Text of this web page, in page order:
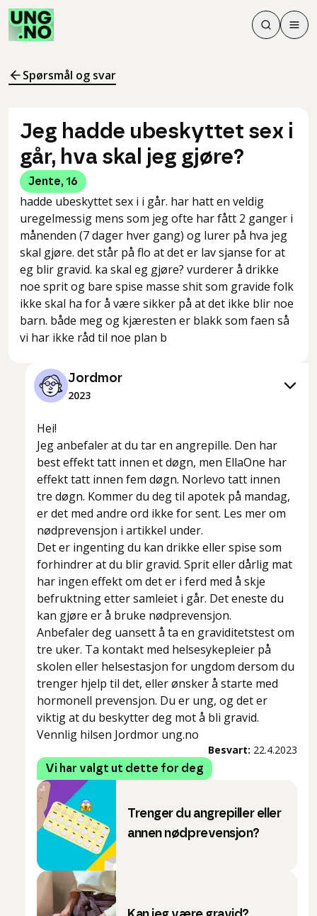
Søk
Søk
Meny
Spørsmål og svar
Jeg hadde ubeskyttet sex i
går, hva skal jeg gjøre?
Jente, 16
hadde ubeskyttet sex i i går. har hatt en veldig
uregelmessig mens som jeg ofte har fått 2 ganger i
månenden (7 dager hver gang) og lurer på hva jeg
skal gjøre. det står på flo at det er lav sjanse for at
eg blir gravid. ka skal eg gjøre? vurderer å drikke
noe sprit og bare spise masse shit som gravide folk
ikke skal ha for å være sikker på at det ikke blir noe
barn. både meg og kjæresten er blakk som faen så
vi har ikke råd til noe plan b
Jordmor
2023
Hei!
Jeg anbefaler at du tar en angrepille. Den har
best effekt tatt innen et døgn, men EllaOne har
effekt tatt innen fem døgn. Norlevo tatt innen
tre døgn. Kommer du deg til apotek på mandag,
er det med andre ord ikke for sent. Les mer om
nødprevensjon i artikkel under.
Det er ingenting du kan drikke eller spise som
forhindrer at du blir gravid. Sprit eller dårlig mat
har ingen effekt om det er i ferd med å skje
befruktning etter samleiet i går. Det eneste du
kan gjøre er å bruke nødprevensjon.
Anbefaler deg uansett å ta en graviditetstest om
tre uker. Ta kontakt med helsesykepleier på
skolen eller helsestasjon for ungdom dersom du
trenger hjelp til det, eller ønsker å starte med
hormonell prevensjon. Du er ung, og det er
viktig at du beskytter deg mot å bli gravid.
Vennlig hilsen Jordmor ung.no
Besvart: 22.4.2023
Vi har valgt ut dette for deg
Trenger du angrepiller eller
annen nødprevensjon?